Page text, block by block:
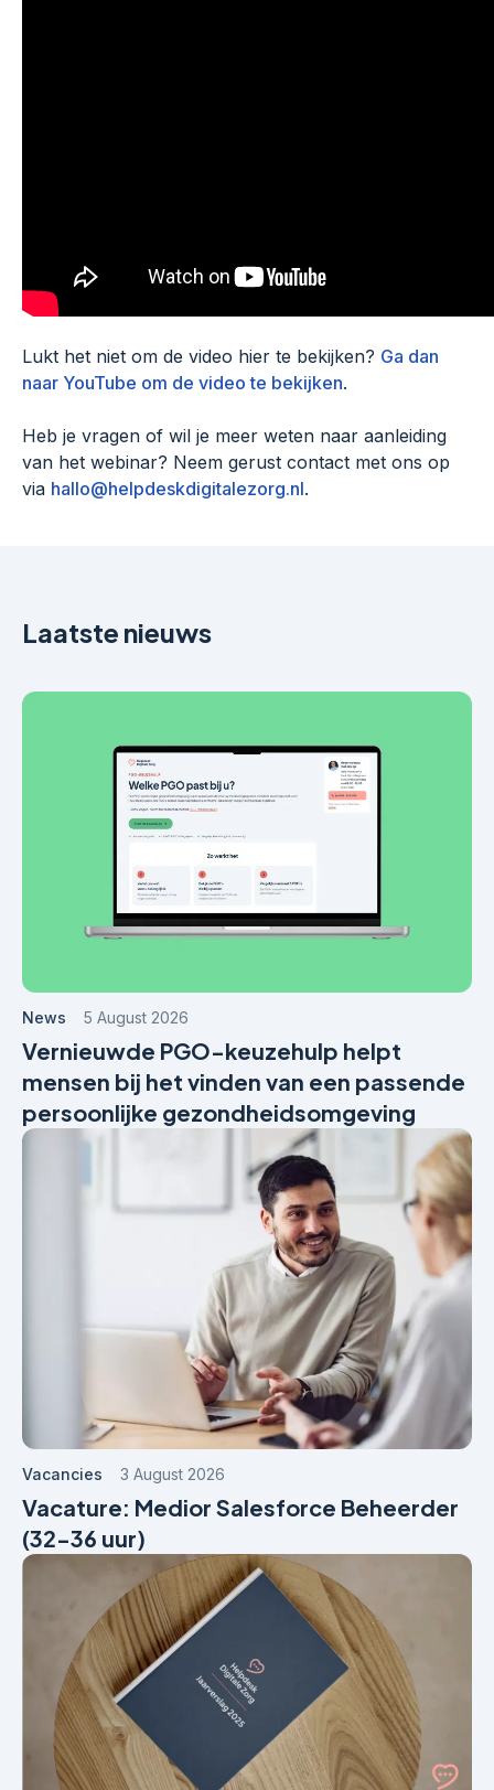
Lukt het niet om de video hier te bekijken? Ga dan
naar YouTube om de video te bekijken.
Heb je vragen of wil je meer weten naar aanleiding
van het webinar? Neem gerust contact met ons op
via hallo@helpdeskdigitalezorg.nl.
Laatste nieuws
News 5 August 2026
Vernieuwde PGO-keuzehulp helpt
mensen bij het vinden van een passende
persoonlijke gezondheidsomgeving
Vacancies 3 August 2026
Vacature: Medior Salesforce Beheerder
(32-36 uur)